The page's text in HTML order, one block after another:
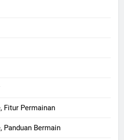
Fitur Permainan
Panduan Bermain